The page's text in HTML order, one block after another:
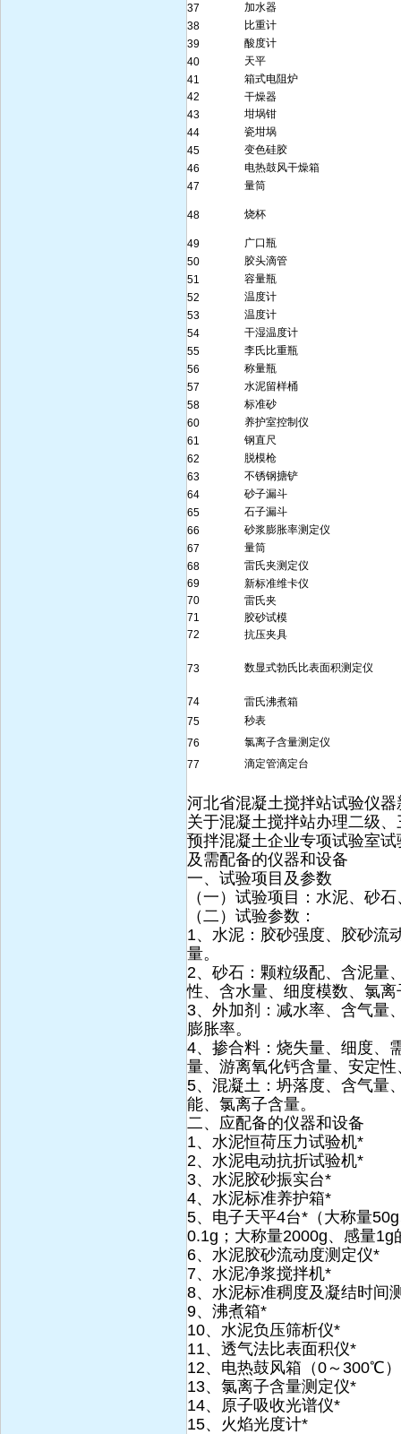
37
加水器
38
比重计
39
酸度计
40
天平
41
箱式电阻炉
42
干燥器
43
坩埚钳
44
瓷坩埚
45
变色硅胶
46
电热鼓风干燥箱
47
量筒
48 烧杯
49
广口瓶
50
胶头滴管
51
容量瓶
52
温度计
53
温度计
54
干湿温度计
55
李氏比重瓶
56
称量瓶
57
水泥留样桶
58
标准砂
60
养护室控制仪
61
钢直尺
62
脱模枪
63
不锈钢搪铲
64
砂子漏斗
65
石子漏斗
66
砂浆膨胀率测定仪
67
量筒
68
雷氏夹测定仪
69
新标准维卡仪
70
雷氏夹
71
胶砂试模
72
抗压夹具
73 数显式勃氏比表面积测定仪
74
雷氏沸煮箱
75
秒表
76
氯离子含量测定仪
77
滴定管滴定台
河北省混凝土搅拌站试验仪器
关于混凝土搅拌站办理二级
预拌混凝土企业专项试验室试
及需配备的仪器和设备
一、试验项目及参数
（一）试验项目：水泥、砂
（二）试验参数：
1、水泥：胶砂强度、胶砂流
量。
2、砂石：颗粒级配、含泥量
性、含水量、细度模数、氯
3、外加剂：减水率、含气量
膨胀率。
4、掺合料：烧失量、细度、
量、游离氧化钙含量、安定
5、混凝土：坍落度、含气量
能、氯离子含量。
二、应配备的仪器和设备
1、水泥恒荷压力试验机*
2、水泥电动抗折试验机*
3、水泥胶砂振实台*
4、水泥标准养护箱*
5、电子天平4台*（大称量
0.1g；大称量2000g、感量1g
6、水泥胶砂流动度测定仪*
7、水泥净浆搅拌机*
8、水泥标准稠度及凝结时间
9、沸煮箱*
10、水泥负压筛析仪*
11、透气法比表面积仪*
12、电热鼓风箱（0～300℃
13、氯离子含量测定仪*
14、原子吸收光谱仪*
15、火焰光度计*